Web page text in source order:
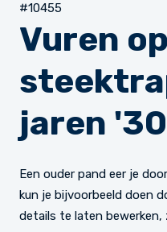
#10455
Vuren
jaren
Een ouder pand eer je
kun je bijvoorbeeld doen
details te laten bewerken,